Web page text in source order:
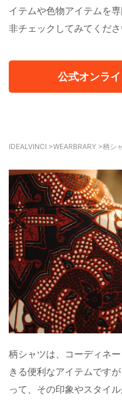
イテムや色物アイテムを
非チェックしてみてくださ
公式オンラ
IDEALVINCI >WEARBRARY >柄シ
柄シャツは、コーディネ
きる便利なアイテムです
って、その印象やスタイ